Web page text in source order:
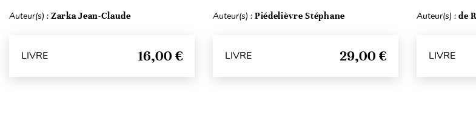
Auteur(s) : Zarka Jean-Claude
LIVRE 16,00 €
Auteur(s) : Piédelièvre Stéphane
LIVRE 29,00 €
Auteur(s) : de
LIVRE